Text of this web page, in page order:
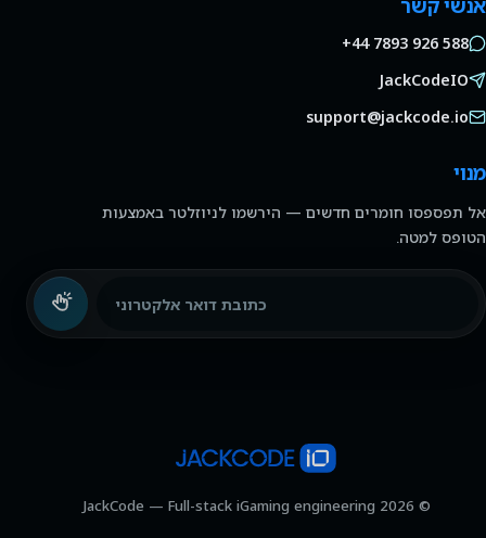
אנשי קשר
+44 7893 926 588
JackCodeIO
support@jackcode.io
מנוי
אל תפספסו חומרים חדשים — הירשמו לניוזלטר באמצעות
הטופס למטה.
© 2026 JackCode — Full-stack iGaming engineering